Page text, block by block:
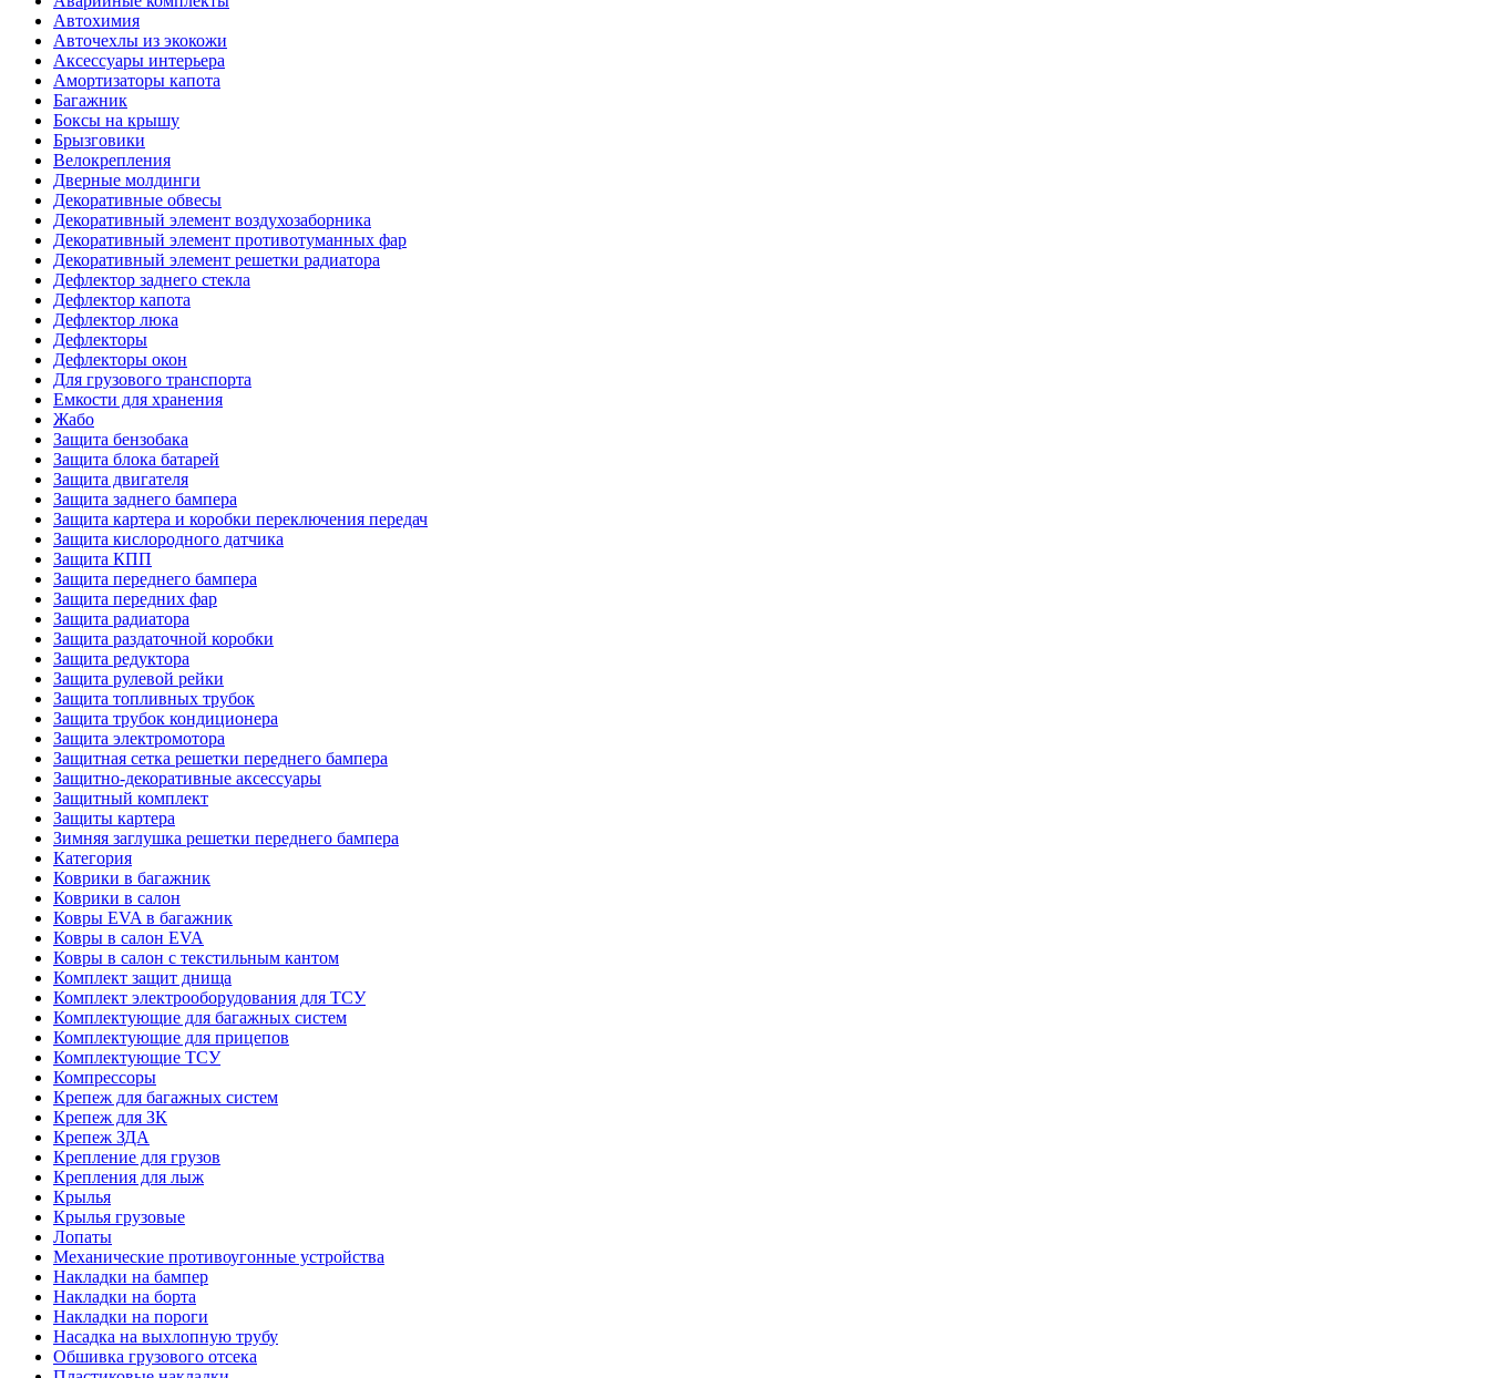
Автохимия
Авточехлы из экокожи
Аксессуары интерьера
Амортизаторы капота
Багажник
Боксы на крышу
Брызговики
Велокрепления
Дверные молдинги
Декоративные обвесы
Декоративный элемент воздухозаборника
Декоративный элемент противотуманных фар
Декоративный элемент решетки радиатора
Дефлектор заднего стекла
Дефлектор капота
Дефлектор люка
Дефлекторы
Дефлекторы окон
Для грузового транспорта
Емкости для хранения
Жабо
Защита бензобака
Защита блока батарей
Защита двигателя
Защита заднего бампера
Защита картера и коробки переключения передач
Защита кислородного датчика
Защита КПП
Защита переднего бампера
Защита передних фар
Защита радиатора
Защита раздаточной коробки
Защита редуктора
Защита рулевой рейки
Защита топливных трубок
Защита трубок кондиционера
Защита электромотора
Защитная сетка решетки переднего бампера
Защитно-декоративные аксессуары
Защитный комплект
Защиты картера
Зимняя заглушка решетки переднего бампера
Категория
Коврики в багажник
Коврики в салон
Ковры EVA в багажник
Ковры в салон EVA
Ковры в салон с текстильным кантом
Комплект защит днища
Комплект электрооборудования для ТСУ
Комплектующие для багажных систем
Комплектующие для прицепов
Комплектующие ТСУ
Компрессоры
Крепеж для багажных систем
Крепеж для ЗК
Крепеж ЗДА
Крепление для грузов
Крепления для лыж
Крылья
Крылья грузовые
Лопаты
Механические противоугонные устройства
Накладки на бампер
Накладки на борта
Накладки на пороги
Насадка на выхлопную трубу
Обшивка грузового отсека